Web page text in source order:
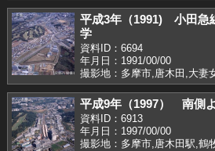
平成3年（1991) 小田急
学
資料ID：6694
年月日：1991/00/00
撮影地：多摩市,唐木田,大妻
平成9年（1997） 南側
資料ID：6913
年月日：1997/00/00
撮影地：多摩市,唐木田駅,鶴